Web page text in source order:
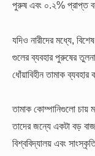
পুরুষ এবং ০.২% প্রাপ্ত
যদিও নারীদের মধ্যে,
গুলের ব্যবহার পুরুষের
ধোঁয়াবিহীন তামাক ব্যবহার
তামাক কোম্পানিগুলো চায়
তাদের জন্যে একটা বড়
বিশ্ববিদ্যালয় এবং